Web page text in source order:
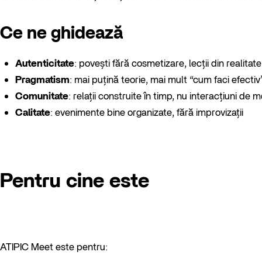
Ce ne ghidează
Autenticitate: povești fără cosmetizare, lecții din realitate
Pragmatism: mai puțină teorie, mai mult “cum faci
Comunitate: relații construite în timp, nu interacțiuni de
Calitate: evenimente bine organizate, fără improvizații
Pentru cine este
ATIPIC Meet este pentru: